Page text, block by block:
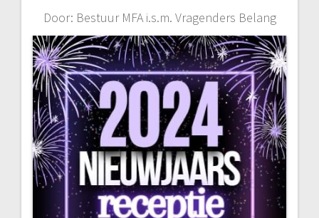
Door: Bestuur MFA i.s.m. Vragenders Belang